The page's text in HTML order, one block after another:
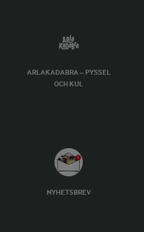
ARLAKADABRA – PYSSEL
OCH KUL
NYHETSBREV